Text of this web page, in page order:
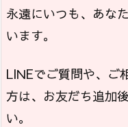
永遠にいつも、あな
います。
LINEでご質問や、ご
方は、お友だち追加
い。